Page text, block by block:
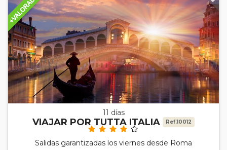
11 días
VIAJAR POR TUTTA ITALIA Ref.10012
Salidas garantizadas los viernes desde Roma